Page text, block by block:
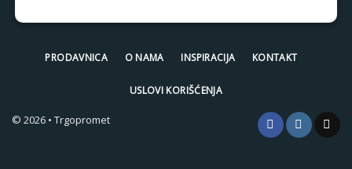
© 2026 • Trgopromet
PRODAVNICA O NAMA INSPIRACIJA KONTAKT
USLOVI KORIŠĆENJA